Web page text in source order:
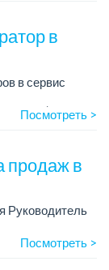
в
в сервис
Посмотреть >
продаж в
Руководитель
Посмотреть >